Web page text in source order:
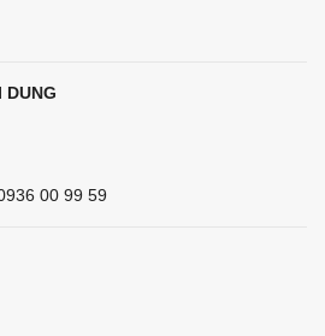
DUNG
00 99 59